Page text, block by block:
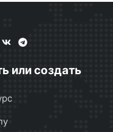
или создать